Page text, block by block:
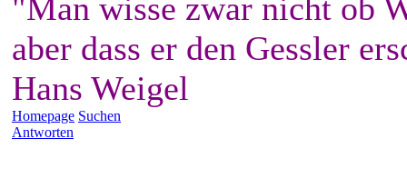
"Man wisse zwar nicht ob
aber dass er den Gessler
Hans Weigel
Homepage Suchen
Antworten